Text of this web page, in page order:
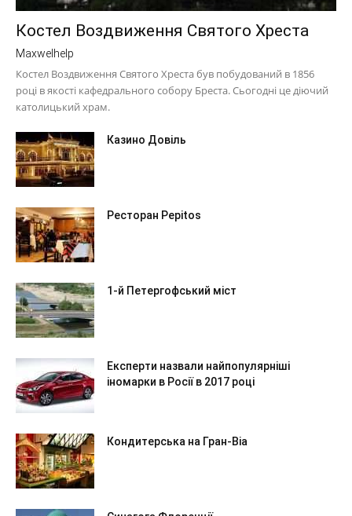
Костел Воздвиження Святого Хреста
Maxwelhelp
Костел Воздвиження Святого Хреста був побудований в 1856
році в якості кафедрального собору Бреста. Сьогодні це діючий
католицький храм.
Казино Довіль
Ресторан Pepitos
1-й Петергофський міст
Експерти назвали найпопулярніші
іномарки в Росії в 2017 році
Кондитерська на Гран-Віа